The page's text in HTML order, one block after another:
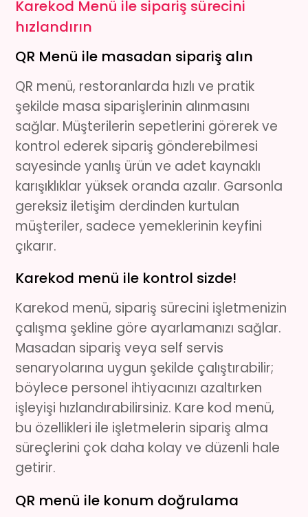
Karekod Menü ile sipariş sürecini
hızlandırın
QR Menü ile masadan sipariş alın
QR menü, restoranlarda hızlı ve pratik
şekilde masa siparişlerinin alınmasını
sağlar. Müşterilerin sepetlerini görerek ve
kontrol ederek sipariş gönderebilmesi
sayesinde yanlış ürün ve adet kaynaklı
karışıklıklar yüksek oranda azalır. Garsonla
gereksiz iletişim derdinden kurtulan
müşteriler, sadece yemeklerinin keyfini
çıkarır.
Karekod menü ile kontrol sizde!
Karekod menü, sipariş sürecini işletmenizin
çalışma şekline göre ayarlamanızı sağlar.
Masadan sipariş veya self servis
senaryolarına uygun şekilde çalıştırabilir;
böylece personel ihtiyacınızı azaltırken
işleyişi hızlandırabilirsiniz. Kare kod menü,
bu özellikleri ile işletmelerin sipariş alma
süreçlerini çok daha kolay ve düzenli hale
getirir.
QR menü ile konum doğrulama